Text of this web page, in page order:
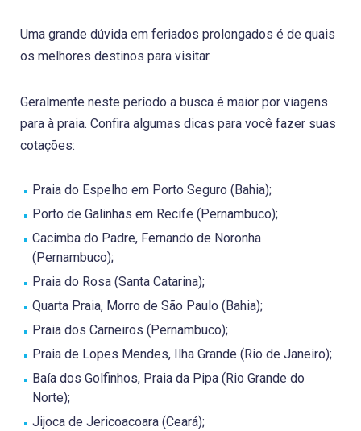
Uma grande dúvida em feriados prolongados é de quais
os melhores destinos para visitar.
Geralmente neste período a busca é maior por viagens
para à praia. Confira algumas dicas para você fazer suas
cotações:
Praia do Espelho em Porto Seguro (Bahia);
Porto de Galinhas em Recife (Pernambuco);
Cacimba do Padre, Fernando de Noronha
(Pernambuco);
Praia do Rosa (Santa Catarina);
Quarta Praia, Morro de São Paulo (Bahia);
Praia dos Carneiros (Pernambuco);
Praia de Lopes Mendes, Ilha Grande (Rio de Janeiro);
Baía dos Golfinhos, Praia da Pipa (Rio Grande do
Norte);
Jijoca de Jericoacoara (Ceará);